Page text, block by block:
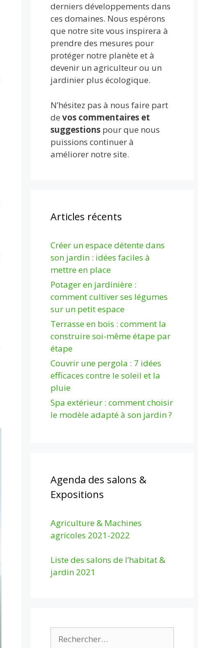
derniers développements dans
ces domaines. Nous espérons
que notre site vous inspirera à
prendre des mesures pour
protéger notre planète et à
devenir un agriculteur ou un
jardinier plus écologique.
N’hésitez pas à nous faire part
devos commentaires et
suggestions pour que nous
puissions continuer à
améliorer notre site.
Articles récents
Créer un espace détente dans
son jardin : idées faciles à
mettre en place
Potager en jardinière :
comment cultiver ses légumes
sur un petit espace
Terrasse en bois : comment la
construire soi-même étape par
étape
Couvrir une pergola : 7 idées
efficaces contre le soleil et la
pluie
Spa extérieur : comment choisir
le modèle adapté à son jardin ?
Agenda des salons &
Expositions
Agriculture & Machines
agricoles 2021-2022
Liste des salons de l’habitat &
jardin 2021